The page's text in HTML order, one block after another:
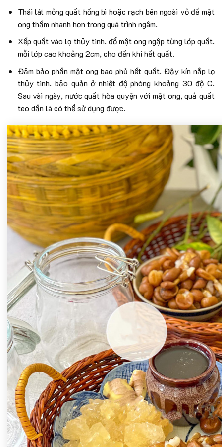
Thái lát mỏng quất hồng bì hoặc rạch bên ngoài vỏ để mật
ong thấm nhanh hơn trong quá trình ngâm.
Xếp quất vào lọ thủy tinh, đổ mật ong ngập từng lớp quất,
mỗi lớp cao khoảng 2cm, cho đến khi hết quất.
Đảm bảo phần mật ong bao phủ hết quất. Đậy kín nắp lọ
thủy tinh, bảo quản ở nhiệt độ phòng khoảng 30 độ C.
Sau vài ngày, nước quất hòa quyện với mật ong, quả quất
teo dần là có thể sử dụng được.